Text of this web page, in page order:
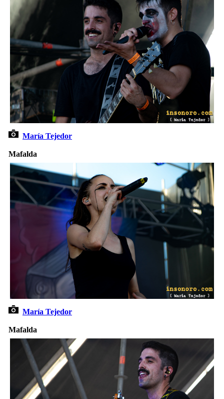
María Tejedor
Mafalda
María Tejedor
Mafalda